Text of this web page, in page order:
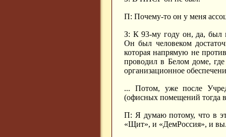
П: Почему-то он у меня
З: К 93-му году он, да, был
Он был человеком
которая напрямую не
проводил в Белом доме,
организационное
... Потом, уже после
(офисных помещений тогда
П: Я думаю потому, что в
«Щит», и «ДемРоссия», и